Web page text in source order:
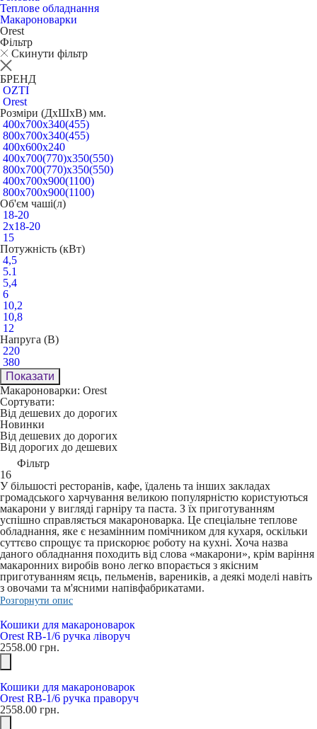
Теплове обладнання
Макароноварки
Orest
Фільтр
Скинути фільтр
БРЕНД
OZTI
Orest
Розміри (ДхШхВ) мм.
400х700х340(455)
800х700х340(455)
400х600х240
400х700(770)х350(550)
800х700(770)х350(550)
400x700x900(1100)
800x700x900(1100)
Об'єм чаші(л)
18-20
2х18-20
15
Потужність (кВт)
4,5
5.1
5,4
6
10,2
10,8
12
Напруга (В)
220
380
Показати
Макароноварки: Orest
Сортувати:
Від дешевих до дорогих
Новинки
Від дешевих до дорогих
Від дорогих до дешевих
Фільтр
16
У більшості ресторанів, кафе, їдалень та інших закладах
громадського харчування великою популярністю користуються
макарони у вигляді гарніру та паста. З їх приготуванням
успішно справляється макароноварка. Це спеціальне теплове
обладнання, яке є незамінним помічником для кухаря, оскільки
суттєво спрощує та прискорює роботу на кухні. Хоча назва
даного обладнання походить від слова «макарони», крім варіння
макаронних виробів воно легко впорається з якісним
приготуванням яєць, пельменів, вареників, а деякі моделі навіть
з овочами та м'ясними напівфабрикатами.
Розгорнути опис
Кошики для макароноварок
Orest RB-1/6 ручка ліворуч
2558.00 грн.
Кошики для макароноварок
Orest RB-1/6 ручка праворуч
2558.00 грн.